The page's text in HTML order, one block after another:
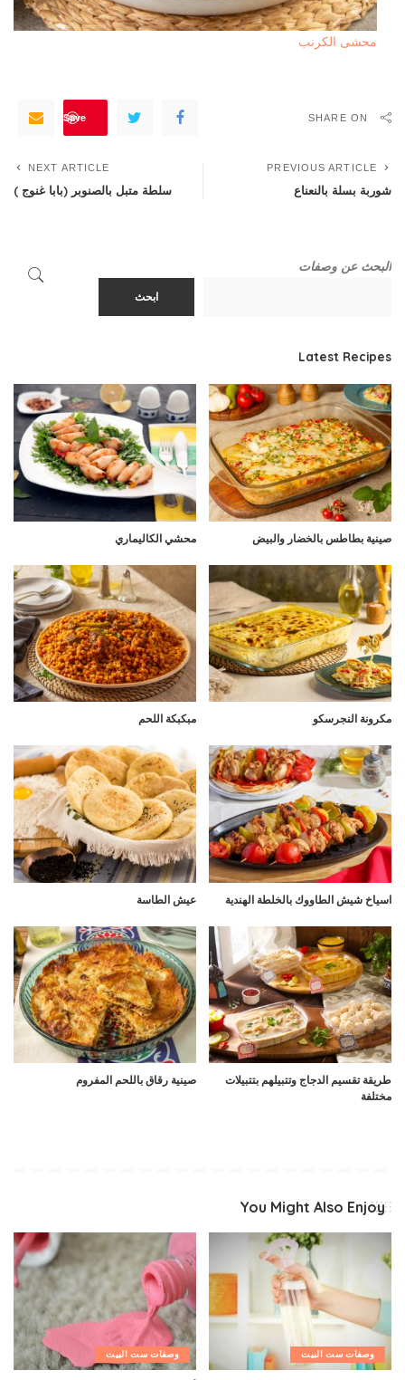
محشى الكرنب
SHARE ON
Save
PREVIOUS ARTICLE
شوربة بسلة بالنعناع
NEXT ARTICLE
سلطة متبل بالصنوبر (بابا غنوج )
البحث عن وصفات
ابحث
Latest Recipes
صينية بطاطس بالخضار والبيض محشي الكاليماري
مكرونة النجرسكو مبكبكة اللحم
اسياخ شيش الطاووك بالخلطة الهندية عيش الطاسة
طريقة تقسيم الدجاج وتتبيلهم بتتبيلات
مختلفة
صينية رقاق باللحم المفروم
You Might Also Enjoy
وصفات ست البيت وصفات ست البيت